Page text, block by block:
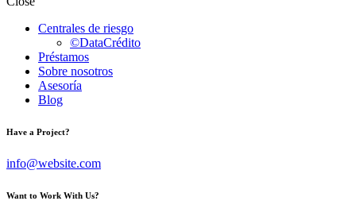
Centrales de riesgo
©DataCrédito
Préstamos
Sobre nosotros
Asesoría
Blog
Have a Project?
info@website.com
Want to Work With Us?